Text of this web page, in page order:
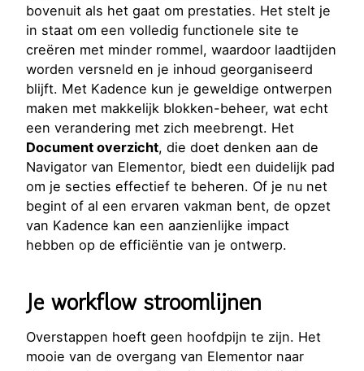
bovenuit als het gaat om prestaties. Het stelt je
in staat om een volledig functionele site te
creëren met minder rommel, waardoor laadtijden
worden versneld en je inhoud georganiseerd
blijft. Met Kadence kun je geweldige ontwerpen
maken met makkelijk blokken-beheer, wat echt
een verandering met zich meebrengt. Het
Document overzicht, die doet denken aan de
Navigator van Elementor, biedt een duidelijk pad
om je secties effectief te beheren. Of je nu net
begint of al een ervaren vakman bent, de opzet
van Kadence kan een aanzienlijke impact
hebben op de efficiëntie van je ontwerp.
Je workflow stroomlijnen
Overstappen hoeft geen hoofdpijn te zijn. Het
mooie van de overgang van Elementor naar